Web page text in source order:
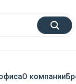
О компании